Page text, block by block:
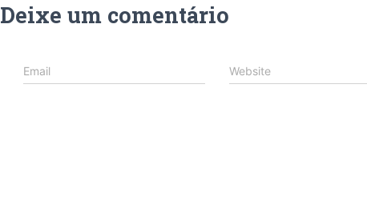
Deixe um comentário
Email Website